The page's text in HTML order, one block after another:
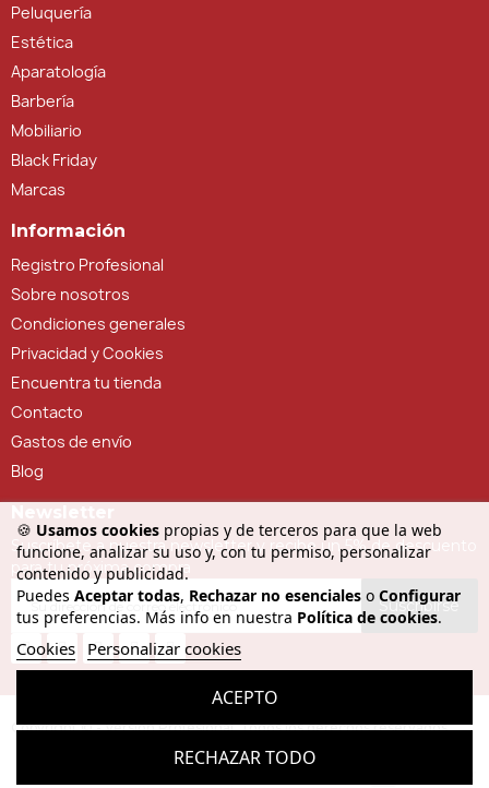
🍪 Usamos cookies propias y de terceros para que la web
funcione, analizar su uso y, con tu permiso, personalizar
contenido y publicidad.
Puedes Aceptar todas, Rechazar no esenciales o Configurar
tus preferencias. Más info en nuestra Política de cookies.
Cookies Personalizar cookies
RECHAZAR TODO
ACEPTO
Peluquería
Estética
Aparatología
Barbería
Mobiliario
Black Friday
Marcas
Información
Registro Profesional
Sobre nosotros
Condiciones generales
Privacidad y Cookies
Encuentra tu tienda
Contacto
Gastos de envío
Blog
Suscríbete a nuestra newsletter y recibe un 5% de descuento
para tu próxima compra
Suscribirse
Copyright © - Versión Profesional. Todos los derechos reservados